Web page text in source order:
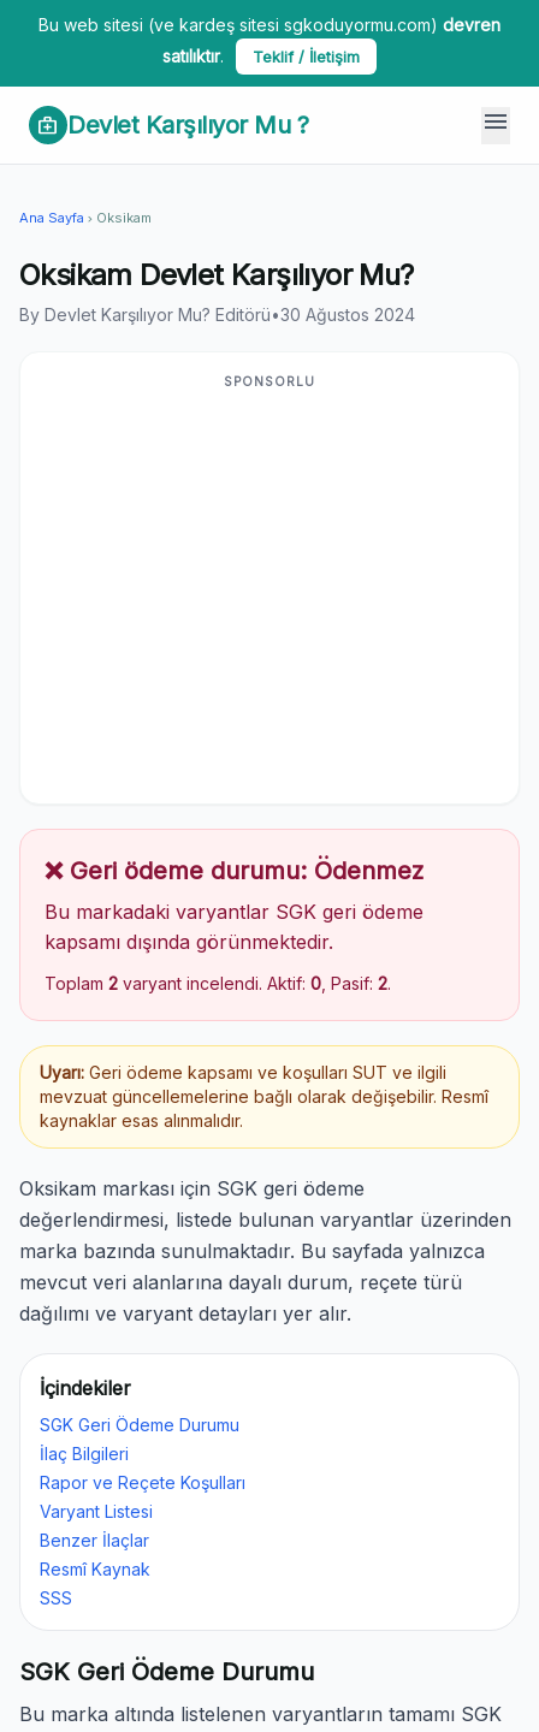
Bu web sitesi (ve kardeş sitesi sgkoduyormu.com) devren
satılıktır. Teklif / İletişim
medical_services Devlet Karşılıyor Mu ? menu
Ana Sayfa chevron_right Oksikam
Oksikam Devlet Karşılıyor Mu?
By Devlet Karşılıyor Mu? Editörü•30 Ağustos 2024
SPONSORLU
❌ Geri ödeme durumu: Ödenmez
Bu markadaki varyantlar SGK geri ödeme
kapsamı dışında görünmektedir.
Toplam 2 varyant incelendi. Aktif: 0 , Pasif: 2.
Uyarı: Geri ödeme kapsamı ve koşulları SUT ve ilgili
mevzuat güncellemelerine bağlı olarak değişebilir. Resmî
kaynaklar esas alınmalıdır.
Oksikam markası için SGK geri ödeme
değerlendirmesi, listede bulunan varyantlar üzerinden
marka bazında sunulmaktadır. Bu sayfada yalnızca
mevcut veri alanlarına dayalı durum, reçete türü
dağılımı ve varyant detayları yer alır.
İçindekiler
SGK Geri Ödeme Durumu
İlaç Bilgileri
Rapor ve Reçete Koşulları
Varyant Listesi
Benzer İlaçlar
Resmî Kaynak
SSS
SGK Geri Ödeme Durumu
Bu marka altında listelenen varyantların tamamı SGK